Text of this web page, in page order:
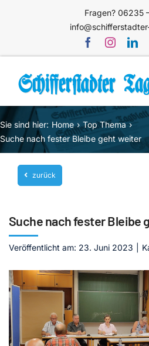
Fragen? 06235
Home
Themen
Blog
Unternehmen
Mediathek
Kontakt
Sie sind hier: Home
Top Thema
Suche nach fester Bleibe geht weiter
zurück
Suche nach fester Bleibe
Veröffentlicht am: 23. Juni 2023